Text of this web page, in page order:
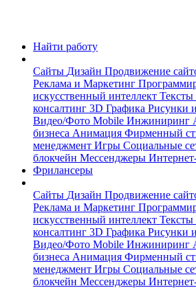
Найти работу
Сайты Дизайн Продвижение
Реклама и Маркетинг
искусственный интеллект Тексты
консалтинг 3D Графика Рисунки
Видео/Фото Mobile Инжиниринг
бизнеса Анимация Фирменный
менеджмент Игры Социальные
блокчейн Мессенджеры
Фрилансеры
Сайты Дизайн Продвижение
Реклама и Маркетинг
искусственный интеллект Тексты
консалтинг 3D Графика Рисунки
Видео/Фото Mobile Инжиниринг
бизнеса Анимация Фирменный
менеджмент Игры Социальные
блокчейн Мессенджеры